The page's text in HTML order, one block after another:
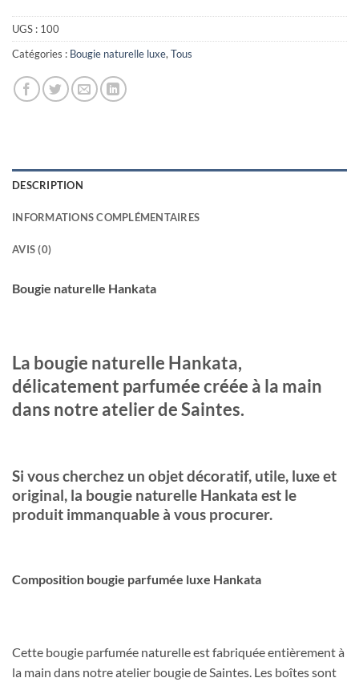
UGS : 100
Catégories : Bougie naturelle luxe, Tous
DESCRIPTION
INFORMATIONS COMPLÉMENTAIRES
AVIS (0)
Bougie naturelle Hankata
La bougie naturelle Hankata,
délicatement parfumée créée à la main
dans notre atelier de Saintes.
Si vous cherchez un objet décoratif, utile, luxe et
original, la bougie naturelle Hankata est le
produit immanquable à vous procurer.
Composition bougie parfumée luxe Hankata
Cette bougie parfumée naturelle est fabriquée entièrement à
la main dans notre atelier bougie de Saintes. Les boîtes sont